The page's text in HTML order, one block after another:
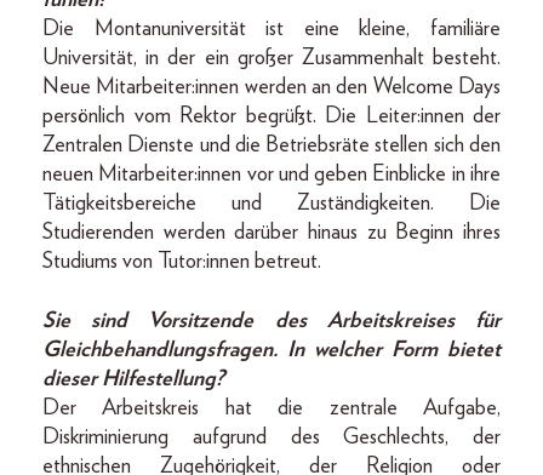
Die Montanuniversität ist eine kleine, familiäre
Universität, in der ein großer Zusammenhalt besteht.
Neue Mitarbeiter:innen werden an den Welcome Days
persönlich vom Rektor begrüßt. Die Leiter:innen der
Zentralen Dienste und die Betriebsräte stellen sich den
neuen Mitarbeiter:innen vor und geben Einblicke in ihre
Tätigkeitsbereiche und Zuständigkeiten. Die
Studierenden werden darüber hinaus zu Beginn ihres
Studiums von Tutor:innen betreut.
Sie sind Vorsitzende des Arbeitskreises für
Gleichbehandlungsfragen. In welcher Form bietet
dieser Hilfestellung?
Der Arbeitskreis hat die zentrale Aufgabe,
Diskriminierung aufgrund des Geschlechts, der
ethnischen Zugehörigkeit, der Religion oder